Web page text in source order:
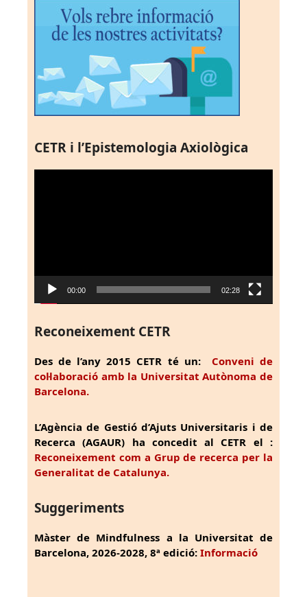
CETR i l’Epistemologia Axiològica
00:00 02:28
Reconeixement CETR
Des de l’any 2015 CETR té un: Conveni de
col·laboració amb la Universitat Autònoma de
Barcelona.
L’Agència de Gestió d’Ajuts Universitaris i de
Recerca (AGAUR) ha concedit al CETR el :
Reconeixement com a Grup de recerca per la
Generalitat de Catalunya.
Suggeriments
Màster de Mindfulness a la Universitat de
Barcelona, 2026-2028, 8ª edició: Informació